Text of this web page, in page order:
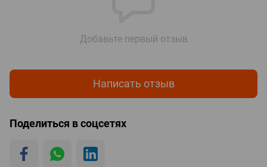
Добавьте первый отзыв
Написать отзыв
Поделиться в соцсетях